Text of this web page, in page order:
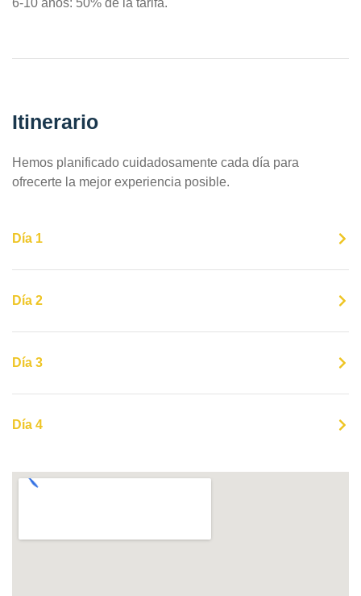
Itinerario
Hemos planificado cuidadosamente cada día para
ofrecerte la mejor experiencia posible.
Día 1
Día 2
Día 3
Día 4